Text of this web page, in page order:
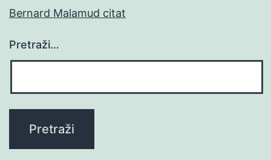
Bernard Malamud citat
Pretraži…